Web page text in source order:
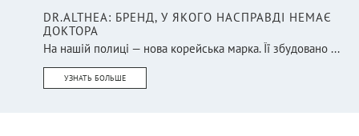
DR.ALTHEA: БРЕНД, У ЯКОГО НАСПРАВДІ НЕМАЄ
ДОКТОРА
На нашій полиці — нова корейська марка. Її збудовано ...
УЗНАТЬ БОЛЬШЕ